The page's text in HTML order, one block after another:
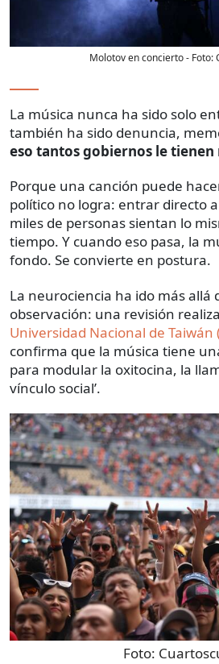
Molotov en concierto- Foto:
La música nunca ha sido solo
también ha sido denuncia,
eso tantos gobiernos le tienen
Porque una canción puede
político no logra: entrar directo
miles de personas sientan lo
tiempo. Y cuando eso pasa, la
fondo. Se convierte en postura.
La neurociencia ha ido más allá
observación: una revisión
Universidad Nacional de Taiwán
confirma que la música tiene
para modular la oxitocina, la
vínculo social’.
Foto: